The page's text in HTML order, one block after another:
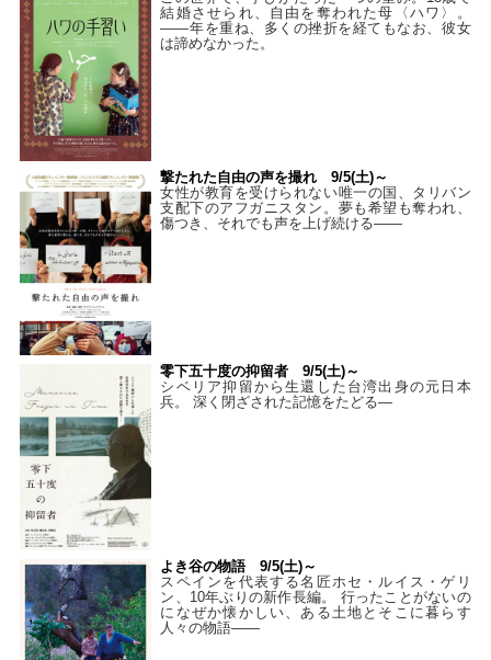
結婚させられ、自由を奪われた母〈ハワ〉。
——年を重ね、多くの挫折を経てもなお、彼女
は諦めなかった。
撃たれた自由の声を撮れ 9/5(土)～
女性が教育を受けられない唯一の国、タリバン
支配下のアフガニスタン。夢も希望も奪われ、
傷つき、それでも声を上げ続ける——
零下五十度の抑留者 9/5(土)～
シベリア抑留から生還した台湾出身の元日本
兵。 深く閉ざされた記憶をたどる—
よき谷の物語 9/5(土)～
スペインを代表する名匠ホセ・ルイス・ゲリ
ン、10年ぶりの新作長編。 行ったことがないの
になぜか懐かしい、ある土地とそこに暮らす
人々の物語――